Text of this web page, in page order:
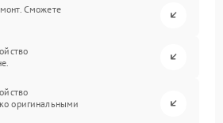
Сможете
оригинальными